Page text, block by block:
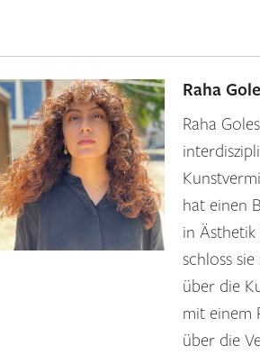
Raha
Raha
hat einen
in
schloss
über die
mit einem
über die